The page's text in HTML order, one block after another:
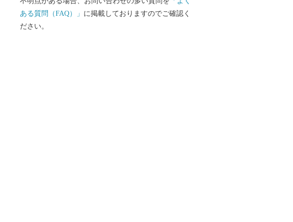
ある質問（FAQ）」 に掲載しておりますのでご確認く
ださい。